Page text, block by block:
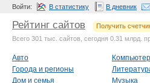
Войти: В статистику В дневник
Рейтинг сайтов
Получить
Всего 301 тыс. сайтов, сегодня 0.31 млрд.
Авто
Города и регионы
Дом и семья
Музыка